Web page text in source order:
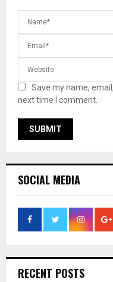
Save my name,
next time I comment.
SOCIAL MEDIA
RECENT POSTS